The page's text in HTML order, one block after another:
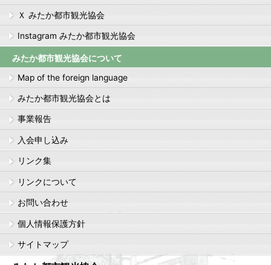
Ｘ みたか都市観光協会
Instagram みたか都市観光協会
みたか都市観光協会について
Map of the foreign language
みたか都市観光協会とは
事業報告
入会申し込み
リンク集
リンクについて
お問い合わせ
個人情報保護方針
サイトマップ